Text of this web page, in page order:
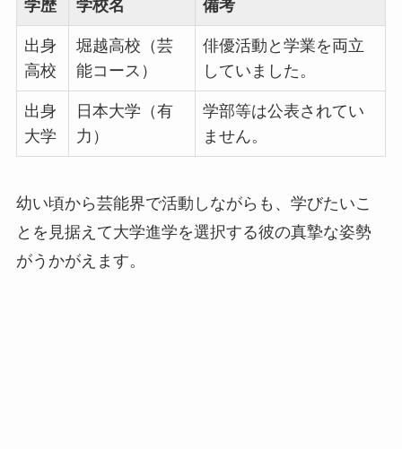
学歴 学校名 備考
出身
高校
堀越高校（芸
能コース）
俳優活動と学業を両立
していました。
出身
大学
日本大学（有
力）
学部等は公表されてい
ません。
幼い頃から芸能界で活動しながらも、学びたいこ
とを見据えて大学進学を選択する彼の真摯な姿勢
がうかがえます。